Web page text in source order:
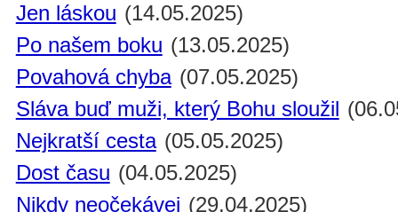
Jen láskou (14.05.2025)
Po našem boku (13.05.2025)
Povahová chyba (07.05.2025)
Sláva buď muži, který Bohu sloužil
Nejkratší cesta (05.05.2025)
Dost času (04.05.2025)
Nikdy neočekávej (29.04.2025)